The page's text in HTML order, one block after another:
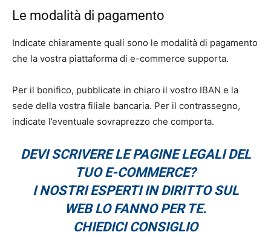
Le modalità di pagamento
Indicate chiaramente quali sono le modalità di pagamento
che la vostra piattaforma di e-commerce supporta.
Per il bonifico, pubblicate in chiaro il vostro IBAN e la
sede della vostra filiale bancaria. Per il contrassegno,
indicate l’eventuale sovraprezzo che comporta.
DEVI SCRIVERE LE PAGINE LEGALI DEL
TUO E-COMMERCE?
I NOSTRI ESPERTI IN DIRITTO SUL
WEB LO FANNO PER TE.
CHIEDICI CONSIGLIO